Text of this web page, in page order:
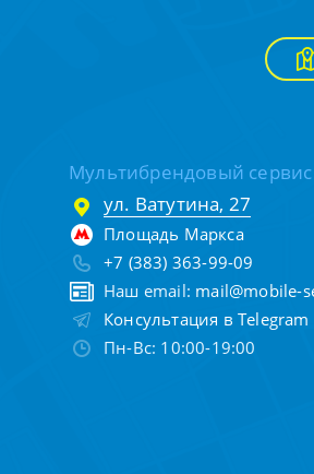
Мультибрендовый сервис
ул. Ватутина, 27
Площадь Маркса
+7 (383) 363-99-09
Наш email: mail@mobile-
Консультация в Telegram
Пн-Вс: 10:00-19:00